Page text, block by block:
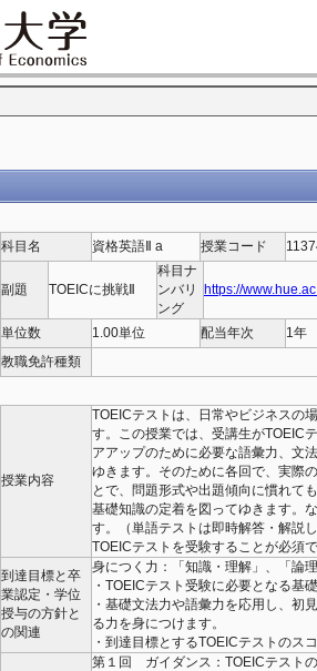
科目名 資格英語Ⅱ a 授業コード
副題 TOEICに挑戦Ⅱ
科目ナ
ンバリ
ング
https://
単位数 1.00単位 配当年次 1年
教職免許種類
授業内容
TOEICテストは、日常やビジネスの
す。この授業では、受講生がTOEIC
アアップのために必要な語彙力、文
ゆきます。そのために各回で、実際
とで、問題形式や出題傾向に慣れて
基礎知識の定着を図ってゆきます。
す。（単語テストは即時解答・解説
TOEICテストを受験することが必須で
到達目標と卒
業認定・学位
授与の方針と
の関連
身につく力：「知識・理解」、「論
・TOEICテスト受験に必要となる基
・基礎文法力や語彙力を応用し、初
る力を身につけます。
・到達目標とするTOEICテストのス
第１回 ガイダンス：TOEICテスト